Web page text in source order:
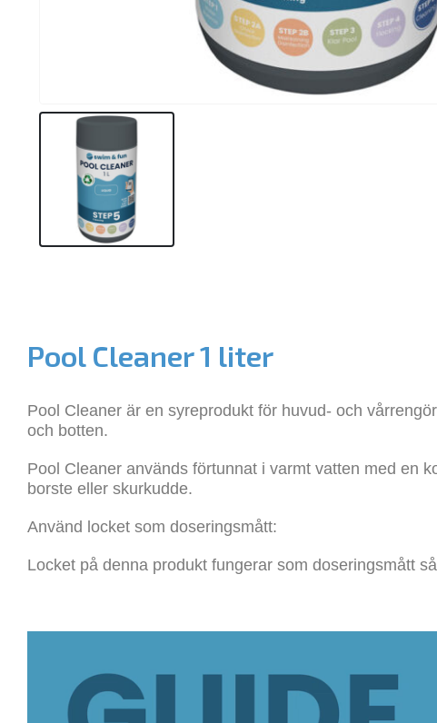
Pool Cleaner 1 liter
Pool Cleaner är en syreprodukt för huvud- och
och botten.
Pool Cleaner används förtunnat i varmt vatten med en
borste eller skurkudde.
Använd locket som doseringsmått:
Locket på denna produkt fungerar som doseringsmått